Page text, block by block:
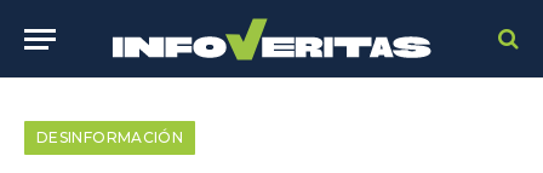
DESINFORMACIÓN